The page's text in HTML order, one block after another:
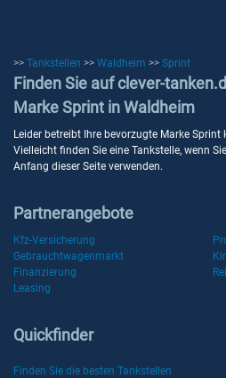
>> Tankstellen >> Waldheim >> Sprint
Finden Sie auf clever-
Marke Sprint in Waldheim
Leider betreibt Ihre bevorzugte Marke
Vielleicht finden Sie eine Tankstelle, wenn
Anfang dieser Seite verwenden.
Partnerangebote
Kfz-Versicherung
Gebrauchtwagenmarkt
Finanzierung
Leasing
Quickfinder
Finden Sie die besten Tankstellen